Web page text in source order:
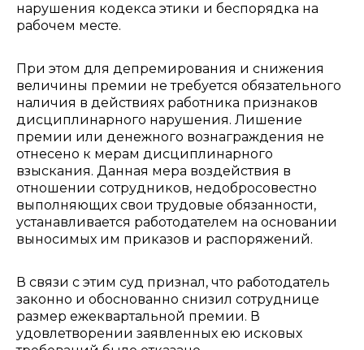
нарушения кодекса этики и беспорядка на
рабочем месте.
При этом для депремирования и снижения
величины премии не требуется обязательного
наличия в действиях работника признаков
дисциплинарного нарушения. Лишение
премии или денежного вознаграждения не
отнесено к мерам дисциплинарного
взыскания. Данная мера воздействия в
отношении сотрудников, недобросовестно
выполняющих свои трудовые обязанности,
устанавливается работодателем на основании
выносимых им приказов и распоряжений.
В связи с этим суд признал, что работодатель
законно и обоснованно снизил сотруднице
размер ежеквартальной премии. В
удовлетворении заявленных ею исковых